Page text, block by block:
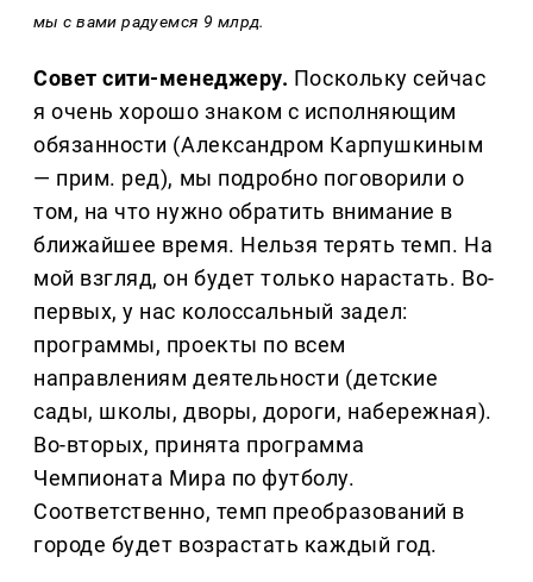
мы с вами радуемся 9 млрд.
Совет сити-менеджеру. Поскольку сейчас
я очень хорошо знаком с исполняющим
обязанности (Александром Карпушкиным
— прим. ред), мы подробно поговорили о
том, на что нужно обратить внимание в
ближайшее время. Нельзя терять темп. На
мой взгляд, он будет только нарастать. Во-
первых, у нас колоссальный задел:
программы, проекты по всем
направлениям деятельности (детские
сады, школы, дворы, дороги, набережная).
Во-вторых, принята программа
Чемпионата Мира по футболу.
Соответственно, темп преобразований в
городе будет возрастать каждый год.